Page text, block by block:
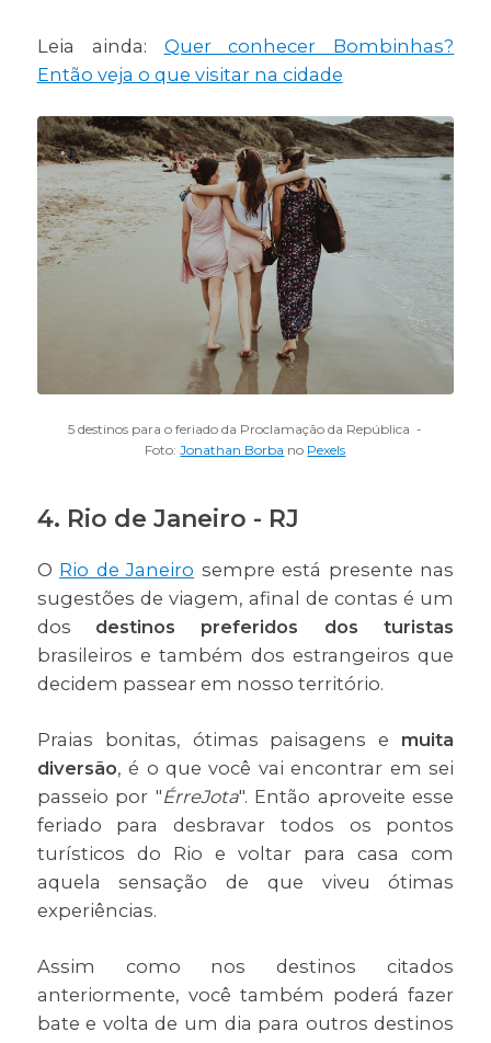
Leia ainda: Quer conhecer Bombinhas?
Então veja o que visitar na cidade
5 destinos para o feriado da Proclamação da República -
Foto:Jonathan Borba no Pexels
4. Rio de Janeiro - RJ
O Rio de Janeiro sempre está presente nas
sugestões de viagem, afinal de contas é um
dos destinos preferidos dos turistas
brasileiros e também dos estrangeiros que
decidem passear em nosso território.
Praias bonitas, ótimas paisagens e muita
diversão, é o que você vai encontrar em sei
passeio por "ÉrreJota". Então aproveite esse
feriado para desbravar todos os pontos
turísticos do Rio e voltar para casa com
aquela sensação de que viveu ótimas
experiências.
Assim como nos destinos citados
anteriormente, você também poderá fazer
bate e volta de um dia para outros destinos